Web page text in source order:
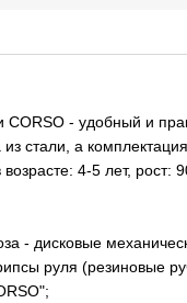
CORSO - удобный и
стали, а
4-5 лет, рост:
- дисковые
руля (резиновые